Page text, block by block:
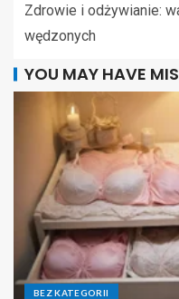
Zdrowie i odżywianie:
wędzonych
YOU MAY HAVE
BEZ KATEGORII